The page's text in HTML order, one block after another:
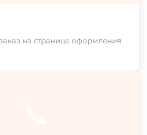
на странице оформления